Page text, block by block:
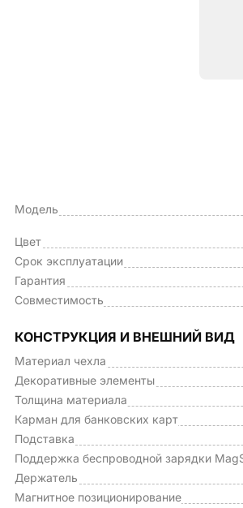
Модель
Цвет
Срок эксплуатации
Гарантия
Совместимость
КОНСТРУКЦИЯ И ВНЕШНИЙ ВИД
Материал чехла
Декоративные элементы
Толщина материала
Карман для банковских карт
Подставка
Поддержка беспроводной зарядки
Держатель
Магнитное позиционирование